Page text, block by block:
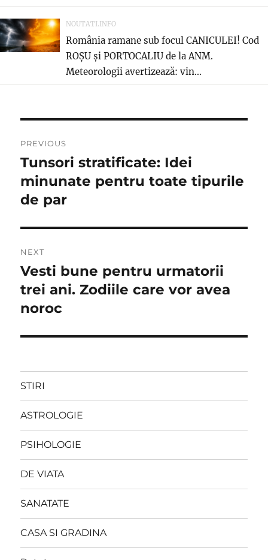
NOUTATI.INFO
România ramane sub focul CANICULEI! Cod
ROȘU și PORTOCALIU de la ANM.
Meteorologii avertizează: vin...
în
articole
PREVIOUS
Previous
post:
Tunsori stratificate: Idei
minunate pentru toate tipurile
de par
NEXT
Next
post:
Vesti bune pentru urmatorii
trei ani. Zodiile care vor avea
noroc
STIRI
ASTROLOGIE
PSIHOLOGIE
DE VIATA
SANATATE
CASA SI GRADINA